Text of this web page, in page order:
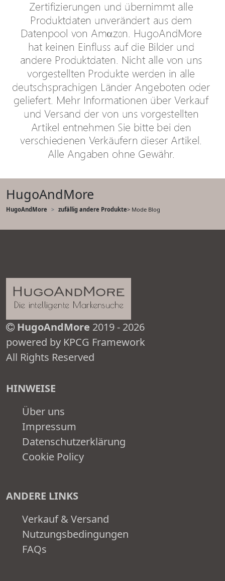
HugoAndMore
HugoAndMore zufällig andere Produkte> Mode Blog
HugoAndMore 2019 - 2026
powered by KPCG Framework
All Rights Reserved
HINWEISE
Über uns
Impressum
Datenschutzerklärung
Cookie Policy
ANDERE LINKS
Verkauf & Versand
Nutzungsbedingungen
FAQs